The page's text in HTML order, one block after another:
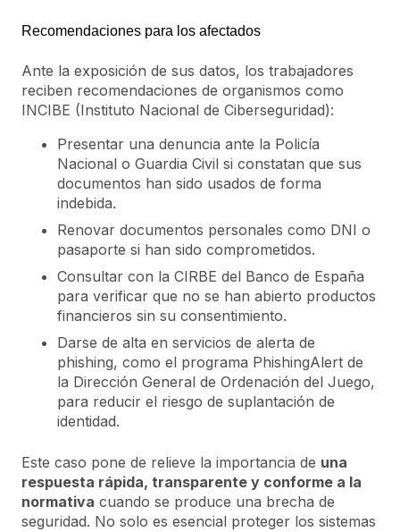
Recomendaciones para los afectados
Ante la exposición de sus datos, los trabajadores
reciben recomendaciones de organismos como
INCIBE (Instituto Nacional de Ciberseguridad):
Presentar una denuncia ante la Policía
Nacional o Guardia Civil si constatan que sus
documentos han sido usados de forma
indebida.
Renovar documentos personales como DNI o
pasaporte si han sido comprometidos.
Consultar con la CIRBE del Banco de España
para verificar que no se han abierto productos
financieros sin su consentimiento.
Darse de alta en servicios de alerta de
phishing, como el programa PhishingAlert de
la Dirección General de Ordenación del Juego,
para reducir el riesgo de suplantación de
identidad.
Este caso pone de relieve la importancia de una
respuesta rápida, transparente y conforme a la
normativa cuando se produce una brecha de
seguridad. No solo es esencial proteger los sistemas